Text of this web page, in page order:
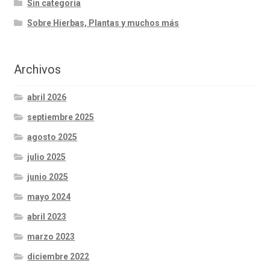
Sin categoría
Sobre Hierbas, Plantas y muchos más
Archivos
abril 2026
septiembre 2025
agosto 2025
julio 2025
junio 2025
mayo 2024
abril 2023
marzo 2023
diciembre 2022